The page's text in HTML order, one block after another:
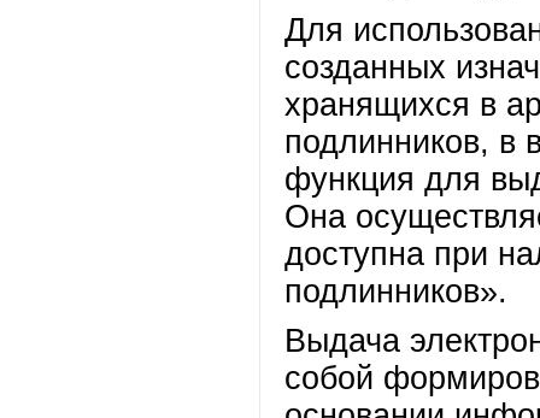
Для
созданных
хранящихся в
подлинников, в
функция для
Она
доступна при
подлинников».
Выдача
собой